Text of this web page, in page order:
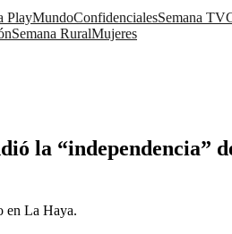
PlayMundoConfidencialesSemana TV
Semana RuralMujeres
la “independencia”
en La Haya.